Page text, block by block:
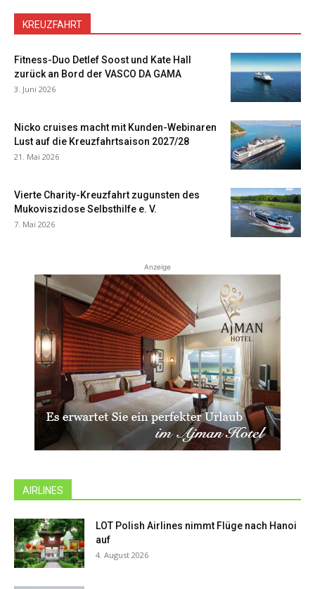
KREUZFAHRT
Fitness-Duo Detlef Soost und Kate Hall
zurück an Bord der VASCO DA GAMA
3. Juni 2026
Nicko cruises macht mit Kunden-Webinaren
Lust auf die Kreuzfahrtsaison 2027/28
21. Mai 2026
Vierte Charity-Kreuzfahrt zugunsten des
Mukoviszidose Selbsthilfe e. V.
7. Mai 2026
Anzeige
AIRLINES
LOT Polish Airlines nimmt Flüge nach Hanoi
auf
4. August 2026